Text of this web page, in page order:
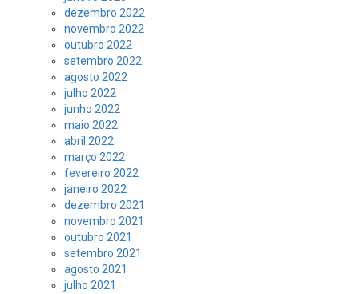
dezembro 2022
novembro 2022
outubro 2022
setembro 2022
agosto 2022
julho 2022
junho 2022
maio 2022
abril 2022
março 2022
fevereiro 2022
janeiro 2022
dezembro 2021
novembro 2021
outubro 2021
setembro 2021
agosto 2021
julho 2021